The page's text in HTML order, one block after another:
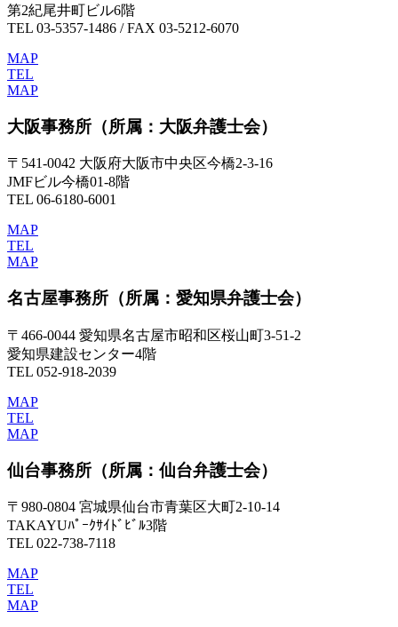
第2紀尾井町ビル6階
TEL 03-5357-1486 / FAX 03-5212-6070
MAP
TEL
MAP
大阪事務所 （所属：大阪弁護士会）
〒541-0042 大阪府大阪市中央区今橋2-3-16
JMFビル今橋01-8階
TEL 06-6180-6001
MAP
TEL
MAP
名古屋事務所 （所属：愛知県弁護士会）
〒466-0044 愛知県名古屋市昭和区桜山町3-51-2
愛知県建設センター4階
TEL 052-918-2039
MAP
TEL
MAP
仙台事務所 （所属：仙台弁護士会）
〒980-0804 宮城県仙台市青葉区大町2-10-14
TAKAYUﾊﾟｰｸｻｲﾄﾞﾋﾞﾙ3階
TEL 022-738-7118
MAP
TEL
MAP